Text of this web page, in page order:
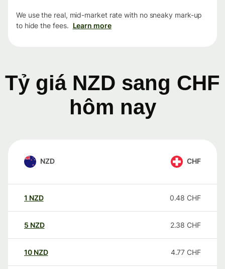
We use the real, mid-market rate with no sneaky mark-up
to hide the fees. Learn more
Tỷ giá NZD sang CHF
hôm nay
NZD CHF
1 NZD 0.48 CHF
5 NZD 2.38 CHF
10 NZD 4.77 CHF